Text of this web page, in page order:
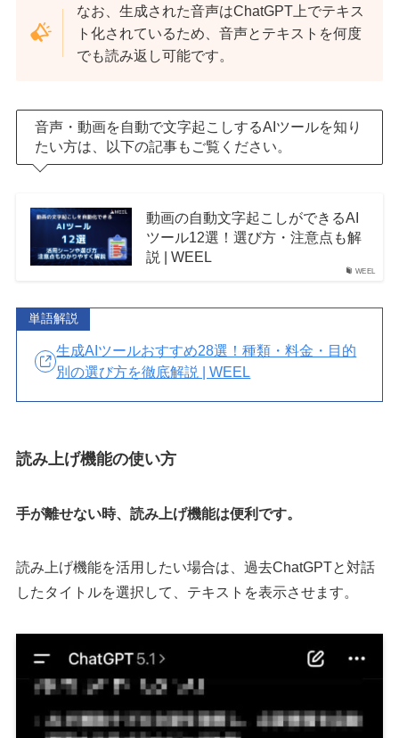
なお、生成された音声はChatGPT上でテキス
ト化されているため、音声とテキストを何度
でも読み返し可能です。
音声・動画を自動で文字起こしするAIツールを知り
たい方は、以下の記事もご覧ください。
WEEL
動画の自動文字起こしができるAI
ツール12選！選び方・注意点も解
説 | WEEL
単語解説
生成AIツールおすすめ28選！種類・料金・目的
別の選び方を徹底解説 | WEEL
読み上げ機能の使い方
手が離せない時、読み上げ機能は便利です。
読み上げ機能を活用したい場合は、過去ChatGPTと対話
したタイトルを選択して、テキストを表示させます。